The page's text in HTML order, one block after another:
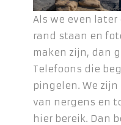
Als we even
rand staan en
maken zijn, dan
Telefoons die
pingelen. We
van nergens en
hier bereik. Dan